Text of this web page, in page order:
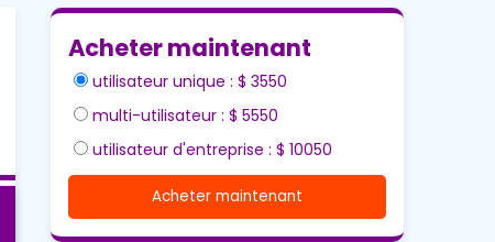
Acheter maintenant
utilisateur unique : $ 3550
multi-utilisateur : $ 5550
utilisateur d'entreprise : $ 10050
Acheter maintenant